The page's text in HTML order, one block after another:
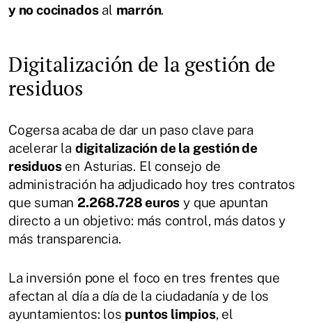
y no cocinadosal marrón.
Digitalización de la gestión de
residuos
Cogersa acaba de dar un paso clave para
acelerar la digitalización de la gestión de
residuosen Asturias. El consejo de
administración ha adjudicado hoy tres contratos
que suman2.268.728 euros y que apuntan
directo a un objetivo: más control, más datos y
más transparencia.
La inversión pone el foco en tres frentes que
afectan al día a día de la ciudadanía y de los
ayuntamientos: los puntos limpios, el